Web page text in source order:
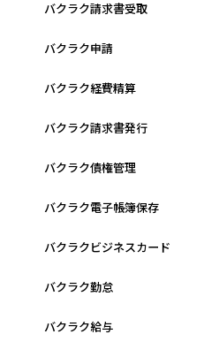
バクラク請求書受取
バクラク申請
バクラク経費精算
バクラク請求書発行
バクラク債権管理
バクラク電子帳簿保存
バクラクビジネスカード
バクラク勤怠
バクラク給与